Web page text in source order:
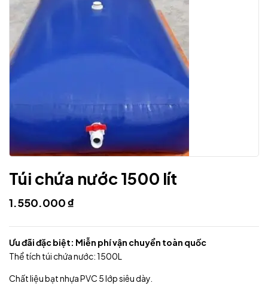
Túi chứa nước 1500 lít
1.550.000₫
Ưu đãi đặc biệt: Miễn phí vận chuyển toàn quốc
Thể tích túi chứa nước: 1500L
Chất liệu bạt nhựa PVC 5 lớp siêu dày.